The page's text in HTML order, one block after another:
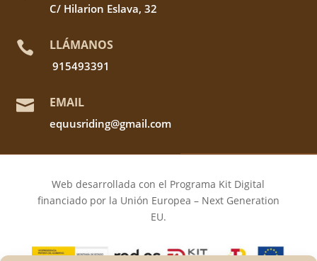
C/ Hilarion Eslava, 32
 LLÁMANOS
915493391
 EMAIL
equusriding@gmail.com
Web desarrollada con el Programa Kit Digital
financiado por la Unión Europea – Next Generation
EU.